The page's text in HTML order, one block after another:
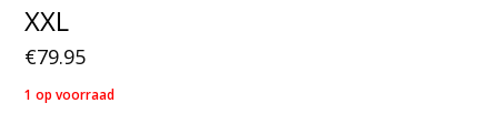
XXL
€79.95
1 op voorraad